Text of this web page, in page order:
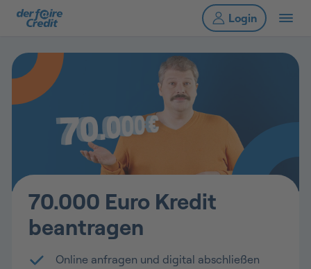
70.000 Euro Kredit
beantragen
Online anfragen und digital abschließen